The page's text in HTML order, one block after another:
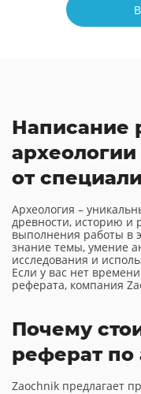
Написание
от
Археология –
древности, историю и
выполнения работы в
знание темы, умение
исследования и
Если у вас нет
реферата, компания
Почему
реферат по
Zaochnik предлагает